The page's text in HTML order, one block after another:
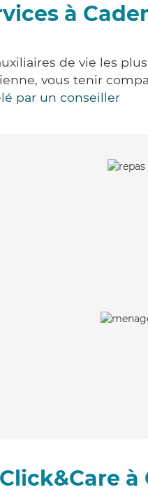
à
de vie les
vous tenir
par un conseiller
à